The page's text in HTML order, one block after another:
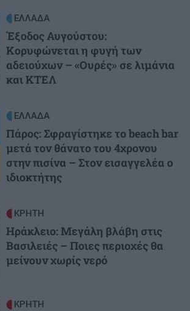
ΕΛΛΑΔΑ
Έξοδος Αυγούστου:
Κορυφώνεται η φυγή των
αδειούχων – «Ουρές» σε λιμάνια
και ΚΤΕΛ
ΕΛΛΑΔΑ
Πάρος: Σφραγίστηκε το beach bar
μετά τον θάνατο του 4χρονου
στην πισίνα – Στον εισαγγελέα ο
ιδιοκτήτης
ΚΡΗΤΗ
Ηράκλειο: Μεγάλη βλάβη στις
Βασιλειές – Ποιες περιοχές θα
μείνουν χωρίς νερό
ΚΡΗΤΗ